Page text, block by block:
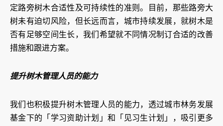
定路旁树木合适性及可持续性的准则。目前，那些路旁大
树未有迫切风险，但长远而言，城市持续发展，就树木是
否有足够空间生长，我们希望就不同情况制订合适的改善
措施和跟进方案。
提升树木管理人员的能力
我们也积极提升树木管理人员的能力，透过城市林务发展
基金下的「学习资助计划」和「见习生计划」，吸引更多